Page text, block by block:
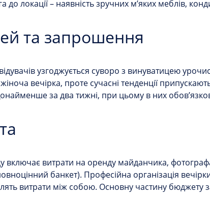
до локації – наявність зручних м’яких меблів,
та запрошення
узгоджується суворо з винуватицею
вечірка, проте сучасні тенденції
за два тижні, при цьому в них
включає витрати на оренду майданчика,
банкет). Професійна організація
витрати між собою. Основну частину бюджету